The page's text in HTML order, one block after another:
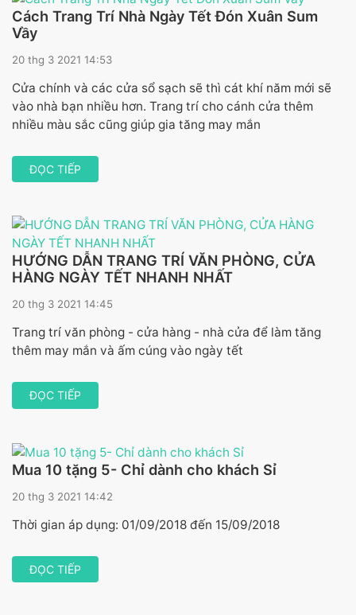
Cách Trang Trí Nhà Ngày Tết Đón Xuân Sum
Vầy
20 thg 3 2021 14:53
Cửa chính và các cửa sổ sạch sẽ thì cát khí năm mới sẽ
vào nhà bạn nhiều hơn. Trang trí cho cánh cửa thêm
nhiều màu sắc cũng giúp gia tăng may mắn
ĐỌC TIẾP
HƯỚNG DẪN TRANG TRÍ VĂN PHÒNG, CỬA
HÀNG NGÀY TẾT NHANH NHẤT
20 thg 3 2021 14:45
Trang trí văn phòng - cửa hàng - nhà cửa để làm tăng
thêm may mắn và ấm cúng vào ngày tết
ĐỌC TIẾP
Mua 10 tặng 5- Chỉ dành cho khách Sỉ
20 thg 3 2021 14:42
Thời gian áp dụng: 01/09/2018 đến 15/09/2018
ĐỌC TIẾP